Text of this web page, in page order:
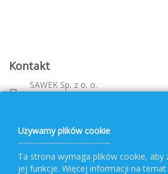
Kontakt
SAWEK Sp. z o. o.
Metalowca 26, 39-460 Nowa Dęba
+ 48 796 477 417
Używamy plików cookie
Ta strona wymaga plików cookie, aby
jej funkcje. Więcej informacji na